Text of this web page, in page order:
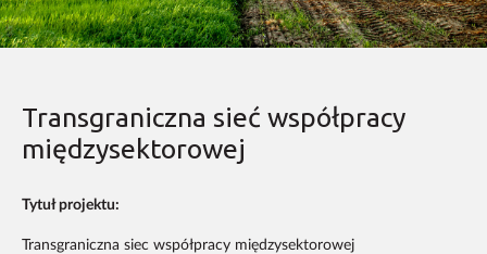
Transgraniczna sieć współpracy
międzysektorowej
Tytuł projektu:
Transgraniczna siec współpracy międzysektorowej